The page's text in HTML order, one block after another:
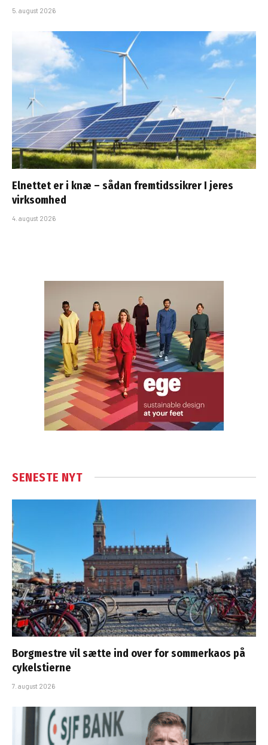
5. august 2026
Elnettet er i knæ – sådan fremtidssikrer I jeres
virksomhed
4. august 2026
SENESTE NYT
Borgmestre vil sætte ind over for sommerkaos på
cykelstierne
7. august 2026